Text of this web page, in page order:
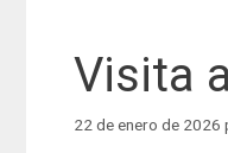
Visita
22 de enero de 2026